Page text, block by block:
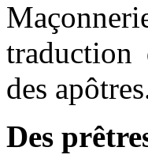
traduction
des
Des